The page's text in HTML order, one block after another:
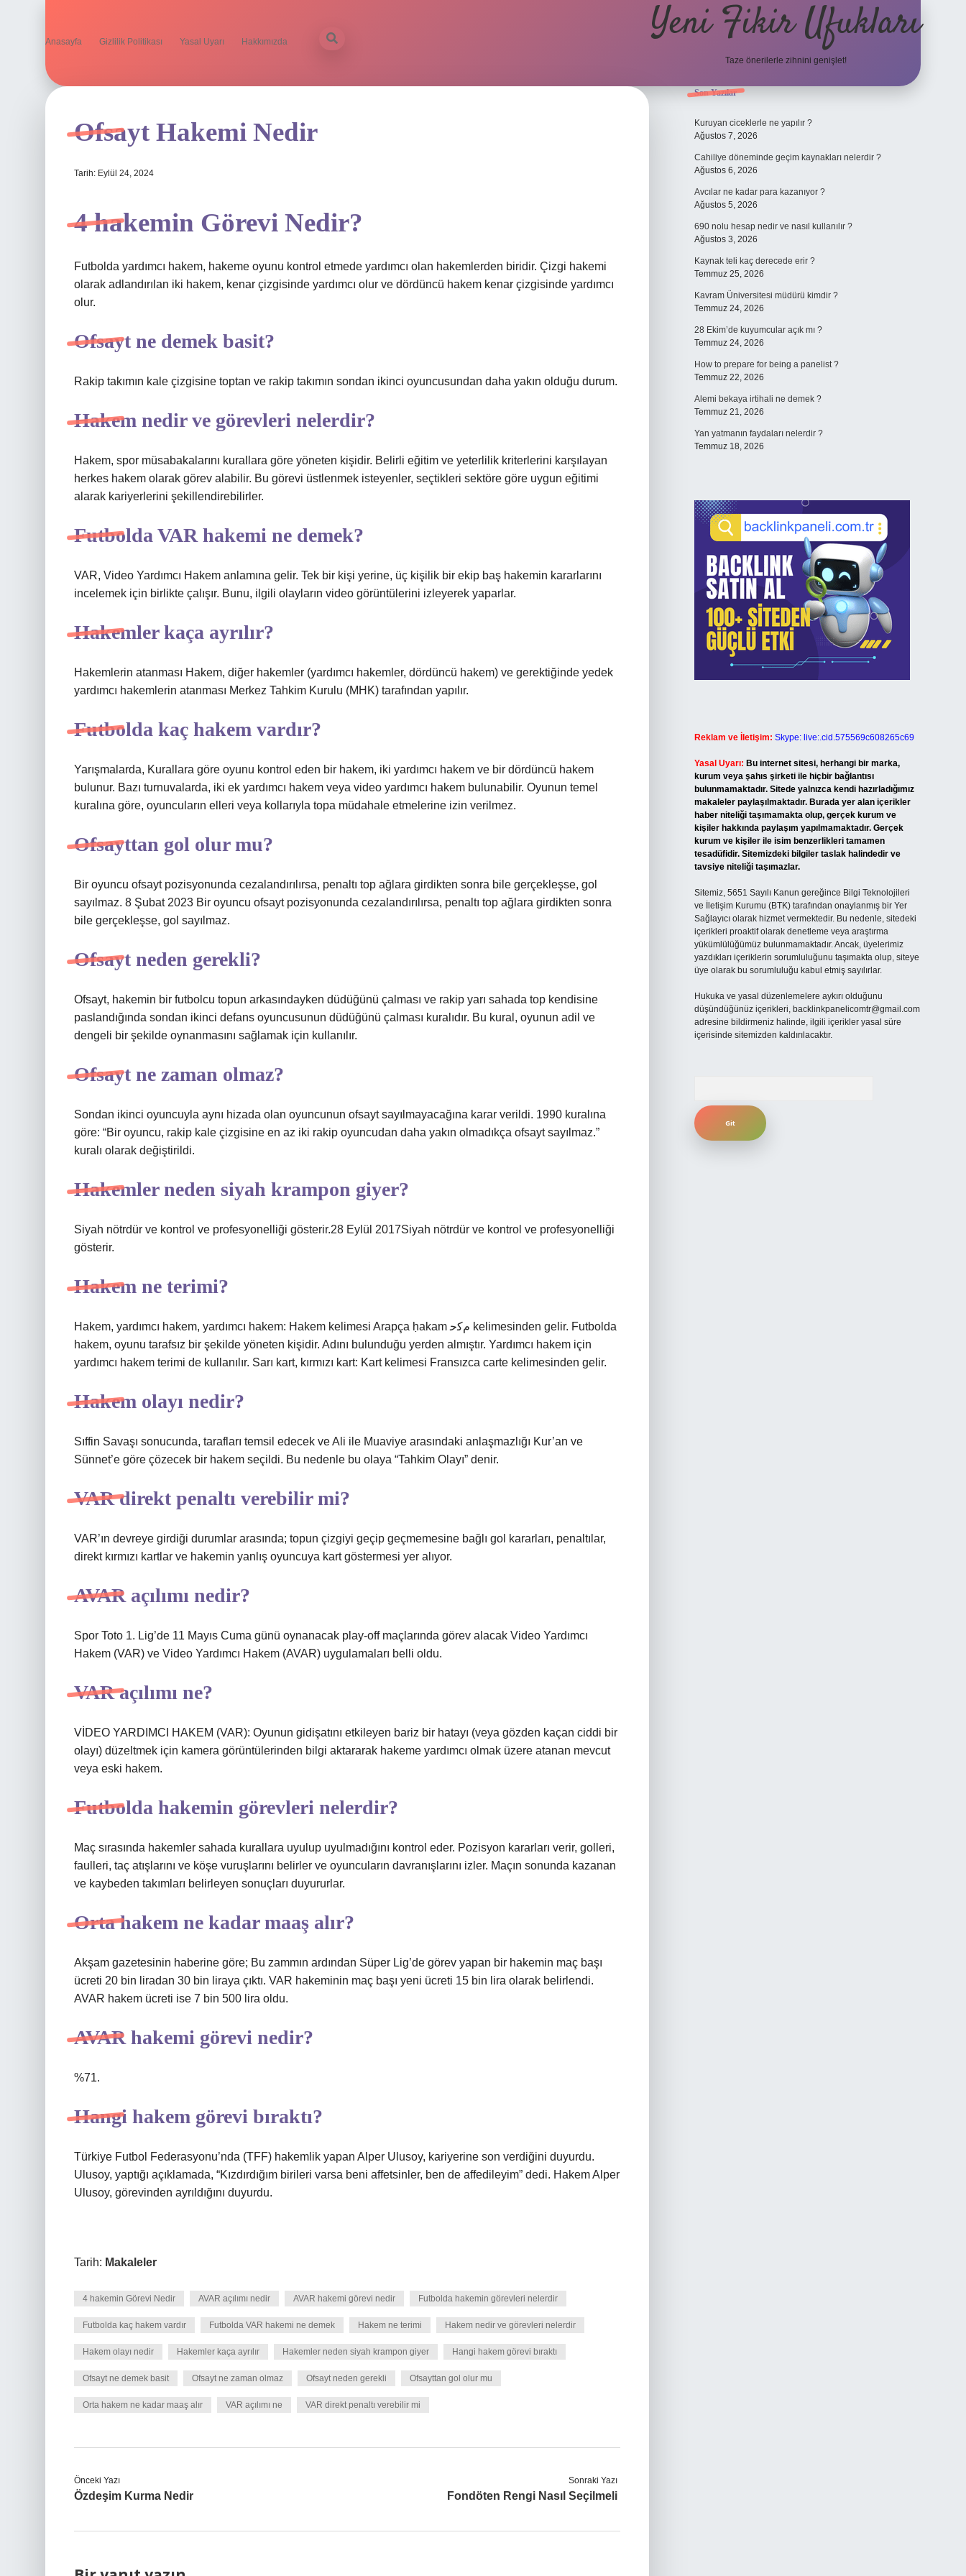
Anasayfa Gizlilik Politikası Yasal Uyarı Hakkımızda Yeni Fikir Ufukları
Taze önerilerle zihnini genişlet!
Ofsayt Hakemi Nedir
Tarih: Eylül 24, 2024
4 hakemin Görevi Nedir?
Futbolda yardımcı hakem, hakeme oyunu kontrol etmede yardımcı olan hakemlerden biridir. Çizgi hakemi
olarak adlandırılan iki hakem, kenar çizgisinde yardımcı olur ve dördüncü hakem kenar çizgisinde yardımcı
olur.
Ofsayt ne demek basit?
Rakip takımın kale çizgisine toptan ve rakip takımın sondan ikinci oyuncusundan daha yakın olduğu durum.
Hakem nedir ve görevleri nelerdir?
Hakem, spor müsabakalarını kurallara göre yöneten kişidir. Belirli eğitim ve yeterlilik kriterlerini karşılayan
herkes hakem olarak görev alabilir. Bu görevi üstlenmek isteyenler, seçtikleri sektöre göre uygun eğitimi
alarak kariyerlerini şekillendirebilirler.
Futbolda VAR hakemi ne demek?
VAR, Video Yardımcı Hakem anlamına gelir. Tek bir kişi yerine, üç kişilik bir ekip baş hakemin kararlarını
incelemek için birlikte çalışır. Bunu, ilgili olayların video görüntülerini izleyerek yaparlar.
Hakemler kaça ayrılır?
Hakemlerin atanması Hakem, diğer hakemler (yardımcı hakemler, dördüncü hakem) ve gerektiğinde yedek
yardımcı hakemlerin atanması Merkez Tahkim Kurulu (MHK) tarafından yapılır.
Futbolda kaç hakem vardır?
Yarışmalarda, Kurallara göre oyunu kontrol eden bir hakem, iki yardımcı hakem ve bir dördüncü hakem
bulunur. Bazı turnuvalarda, iki ek yardımcı hakem veya video yardımcı hakem bulunabilir. Oyunun temel
kuralına göre, oyuncuların elleri veya kollarıyla topa müdahale etmelerine izin verilmez.
Ofsayttan gol olur mu?
Bir oyuncu ofsayt pozisyonunda cezalandırılırsa, penaltı top ağlara girdikten sonra bile gerçekleşse, gol
sayılmaz. 8 Şubat 2023 Bir oyuncu ofsayt pozisyonunda cezalandırılırsa, penaltı top ağlara girdikten sonra
bile gerçekleşse, gol sayılmaz.
Ofsayt neden gerekli?
Ofsayt, hakemin bir futbolcu topun arkasındayken düdüğünü çalması ve rakip yarı sahada top kendisine
paslandığında sondan ikinci defans oyuncusunun düdüğünü çalması kuralıdır. Bu kural, oyunun adil ve
dengeli bir şekilde oynanmasını sağlamak için kullanılır.
Ofsayt ne zaman olmaz?
Sondan ikinci oyuncuyla aynı hizada olan oyuncunun ofsayt sayılmayacağına karar verildi. 1990 kuralına
göre: “Bir oyuncu, rakip kale çizgisine en az iki rakip oyuncudan daha yakın olmadıkça ofsayt sayılmaz.”
kuralı olarak değiştirildi.
Hakemler neden siyah krampon giyer?
Siyah nötrdür ve kontrol ve profesyonelliği gösterir.28 Eylül 2017Siyah nötrdür ve kontrol ve profesyonelliği
gösterir.
Hakem ne terimi?
Hakem, yardımcı hakem, yardımcı hakem: Hakem kelimesi Arapça ḥakam مﮐﺣ kelimesinden gelir. Futbolda
hakem, oyunu tarafsız bir şekilde yöneten kişidir. Adını bulunduğu yerden almıştır. Yardımcı hakem için
yardımcı hakem terimi de kullanılır. Sarı kart, kırmızı kart: Kart kelimesi Fransızca carte kelimesinden gelir.
Hakem olayı nedir?
Sıffin Savaşı sonucunda, tarafları temsil edecek ve Ali ile Muaviye arasındaki anlaşmazlığı Kur’an ve
Sünnet’e göre çözecek bir hakem seçildi. Bu nedenle bu olaya “Tahkim Olayı” denir.
VAR direkt penaltı verebilir mi?
VAR’ın devreye girdiği durumlar arasında; topun çizgiyi geçip geçmemesine bağlı gol kararları, penaltılar,
direkt kırmızı kartlar ve hakemin yanlış oyuncuya kart göstermesi yer alıyor.
AVAR açılımı nedir?
Spor Toto 1. Lig’de 11 Mayıs Cuma günü oynanacak play-off maçlarında görev alacak Video Yardımcı
Hakem (VAR) ve Video Yardımcı Hakem (AVAR) uygulamaları belli oldu.
VAR açılımı ne?
VİDEO YARDIMCI HAKEM (VAR): Oyunun gidişatını etkileyen bariz bir hatayı (veya gözden kaçan ciddi bir
olayı) düzeltmek için kamera görüntülerinden bilgi aktararak hakeme yardımcı olmak üzere atanan mevcut
veya eski hakem.
Futbolda hakemin görevleri nelerdir?
Maç sırasında hakemler sahada kurallara uyulup uyulmadığını kontrol eder. Pozisyon kararları verir, golleri,
faulleri, taç atışlarını ve köşe vuruşlarını belirler ve oyuncuların davranışlarını izler. Maçın sonunda kazanan
ve kaybeden takımları belirleyen sonuçları duyururlar.
Orta hakem ne kadar maaş alır?
Akşam gazetesinin haberine göre; Bu zammın ardından Süper Lig’de görev yapan bir hakemin maç başı
ücreti 20 bin liradan 30 bin liraya çıktı. VAR hakeminin maç başı yeni ücreti 15 bin lira olarak belirlendi.
AVAR hakem ücreti ise 7 bin 500 lira oldu.
AVAR hakemi görevi nedir?
%71.
Hangi hakem görevi bıraktı?
Türkiye Futbol Federasyonu’nda (TFF) hakemlik yapan Alper Ulusoy, kariyerine son verdiğini duyurdu.
Ulusoy, yaptığı açıklamada, “Kızdırdığım birileri varsa beni affetsinler, ben de affedileyim” dedi. Hakem Alper
Ulusoy, görevinden ayrıldığını duyurdu.
Tarih: Makaleler
4 hakemin Görevi Nedir AVAR açılımı nedir AVAR hakemi görevi nedir Futbolda hakemin görevleri nelerdir
Futbolda kaç hakem vardır Futbolda VAR hakemi ne demek Hakem ne terimi Hakem nedir ve görevleri nelerdir
Hakem olayı nedir Hakemler kaça ayrılır Hakemler neden siyah krampon giyer Hangi hakem görevi bıraktı
Ofsayt ne demek basit Ofsayt ne zaman olmaz Ofsayt neden gerekli Ofsayttan gol olur mu
Orta hakem ne kadar maaş alır VAR açılımı ne VAR direkt penaltı verebilir mi
Önceki Yazı
Özdeşim Kurma Nedir
Sonraki Yazı
Fondöten Rengi Nasıl Seçilmeli
Sidebar
Son Yazılar
Kuruyan ciceklerle ne yapılır ?
Ağustos 7, 2026
Cahiliye döneminde geçim kaynakları nelerdir ?
Ağustos 6, 2026
Avcılar ne kadar para kazanıyor ?
Ağustos 5, 2026
690 nolu hesap nedir ve nasıl kullanılır ?
Ağustos 3, 2026
Kaynak teli kaç derecede erir ?
Temmuz 25, 2026
Kavram Üniversitesi müdürü kimdir ?
Temmuz 24, 2026
28 Ekim’de kuyumcular açık mı ?
Temmuz 24, 2026
How to prepare for being a panelist ?
Temmuz 22, 2026
Alemi bekaya irtihali ne demek ?
Temmuz 21, 2026
Yan yatmanın faydaları nelerdir ?
Temmuz 18, 2026
Reklam ve İletişim: Skype: live:.cid.575569c608265c69
Yasal Uyarı: Bu internet sitesi, herhangi bir marka,
kurum veya şahıs şirketi ile hiçbir bağlantısı
bulunmamaktadır. Sitede yalnızca kendi hazırladığımız
makaleler paylaşılmaktadır. Burada yer alan içerikler
haber niteliği taşımamakta olup, gerçek kurum ve
kişiler hakkında paylaşım yapılmamaktadır. Gerçek
kurum ve kişiler ile isim benzerlikleri tamamen
tesadüfidir. Sitemizdeki bilgiler taslak halindedir ve
tavsiye niteliği taşımazlar.
Sitemiz, 5651 Sayılı Kanun gereğince Bilgi Teknolojileri
ve İletişim Kurumu (BTK) tarafından onaylanmış bir Yer
Sağlayıcı olarak hizmet vermektedir. Bu nedenle, sitedeki
içerikleri proaktif olarak denetleme veya araştırma
yükümlülüğümüz bulunmamaktadır. Ancak, üyelerimiz
yazdıkları içeriklerin sorumluluğunu taşımakta olup, siteye
üye olarak bu sorumluluğu kabul etmiş sayılırlar.
Hukuka ve yasal düzenlemelere aykırı olduğunu
düşündüğünüz içerikleri, backlinkpanelicomtr@gmail.com
adresine bildirmeniz halinde, ilgili içerikler yasal süre
içerisinde sitemizden kaldırılacaktır.